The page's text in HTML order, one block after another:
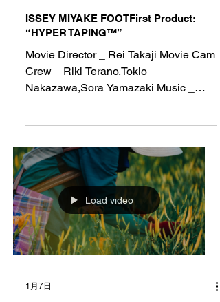
ISSEY MIYAKE FOOTFirst Product:
“HYPER TAPING™︎”
Movie Director _ Rei Takaji Movie Cam
Crew _ Riki Terano,Tokio
Nakazawa,Sora Yamazaki Music _
Takemoto Taping _ Moritaka
Yoshida（PLEADY） Model _
Baboya（Image）,GENDAI（donna）,
Laras（tomorrow tokyo） Producer _
Jun Ohkawara Art Direction:
yana（Akihiro Yamaya ＋ Hitoki
Naruo) Repost @isseymiyakefoot
ISSEY MIYAKE FOOT, “HYPER
Load video
1月7日